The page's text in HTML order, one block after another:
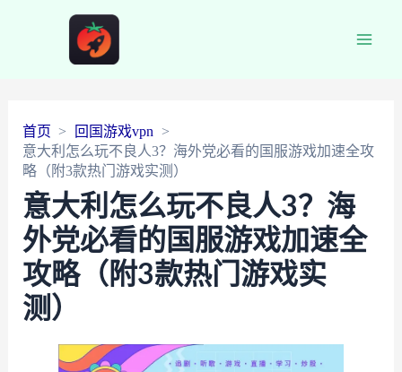
首页
回国游戏vpn
意大利怎么玩不良人3？海外党必看的国服游戏加速全攻
略（附3款热门游戏实测）
意大利怎么玩不良人3？海
外党必看的国服游戏加速全
攻略（附3款热门游戏实
测）